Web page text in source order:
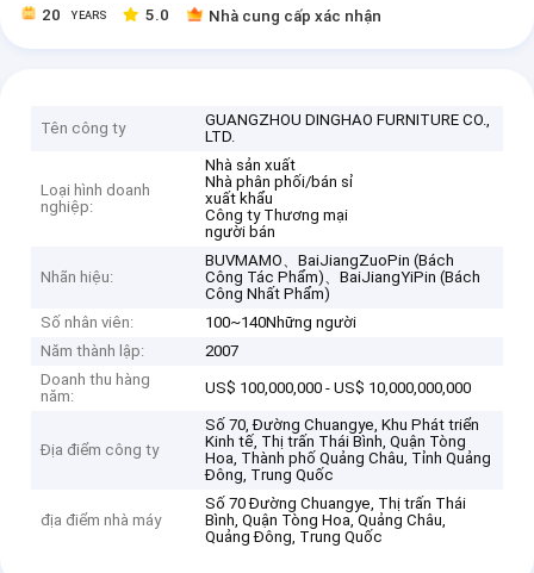
20 YEARS 5.0 Nhà cung cấp xác nhận
Tên công ty
GUANGZHOU DINGHAO FURNITURE CO.,
LTD.
Loại hình doanh
nghiệp:
Nhà sản xuất
Nhà phân phối/bán sỉ
xuất khẩu
Công ty Thương mại
người bán
Nhãn hiệu:
BUVMAMO、BaiJiangZuoPin (Bách
Công Tác Phẩm)、BaiJiangYiPin (Bách
Công Nhất Phẩm)
Số nhân viên:
100~140Những người
Năm thành lập:
2007
Doanh thu hàng
năm:
US$ 100,000,000 - US$ 10,000,000,000
Địa điểm công ty
Số 70, Đường Chuangye, Khu Phát triển
Kinh tế, Thị trấn Thái Bình, Quận Tòng
Hoa, Thành phố Quảng Châu, Tỉnh Quảng
Đông, Trung Quốc
địa điểm nhà máy
Số 70 Đường Chuangye, Thị trấn Thái
Bình, Quận Tòng Hoa, Quảng Châu,
Quảng Đông, Trung Quốc